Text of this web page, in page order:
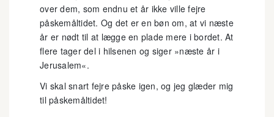
over dem, som endnu et år ikke ville fejre
påskemåltidet. Og det er en bøn om, at vi næste
år er nødt til at lægge en plade mere i bordet. At
flere tager del i hilsenen og siger »næste år i
Jerusalem«.
Vi skal snart fejre påske igen, og jeg glæder mig
til påskemåltidet!